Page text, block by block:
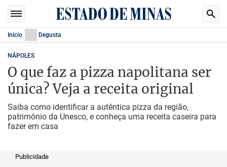
Início Degusta
NÁPOLES
O que faz a pizza napolitana ser
única? Veja a receita original
Saiba como identificar a autêntica pizza da região,
patrimônio da Unesco, e conheça uma receita caseira para
fazer em casa
Publicidade